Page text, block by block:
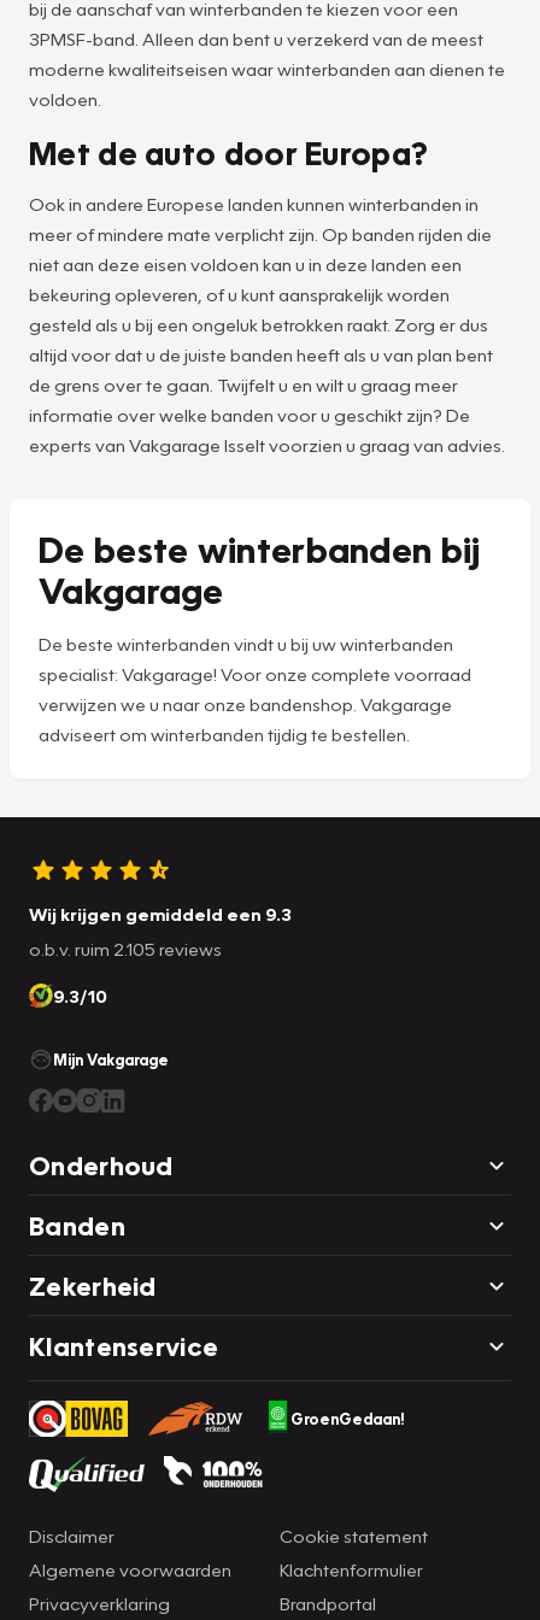
bij de aanschaf van winterbanden te kiezen voor een
3PMSF-band. Alleen dan bent u verzekerd van de meest
moderne kwaliteitseisen waar winterbanden aan dienen te
voldoen.
Met de auto door Europa?
Ook in andere Europese landen kunnen winterbanden in
meer of mindere mate verplicht zijn. Op banden rijden die
niet aan deze eisen voldoen kan u in deze landen een
bekeuring opleveren, of u kunt aansprakelijk worden
gesteld als u bij een ongeluk betrokken raakt. Zorg er dus
altijd voor dat u de juiste banden heeft als u van plan bent
de grens over te gaan. Twijfelt u en wilt u graag meer
informatie over welke banden voor u geschikt zijn? De
experts van Vakgarage Isselt voorzien u graag van advies.
De beste winterbanden bij
Vakgarage
De beste winterbanden vindt u bij uw winterbanden
specialist: Vakgarage! Voor onze complete voorraad
verwijzen we u naar onze bandenshop. Vakgarage
adviseert om winterbanden tijdig te bestellen.
Wij krijgen gemiddeld een 9.3
o.b.v. ruim 2.105 reviews
9.3/10
Mijn Vakgarage
Onderhoud
Banden
Zekerheid
Klantenservice
GroenGedaan!
Disclaimer
Algemene voorwaarden
Privacyverklaring
Cookie statement
Klachtenformulier
Brandportal